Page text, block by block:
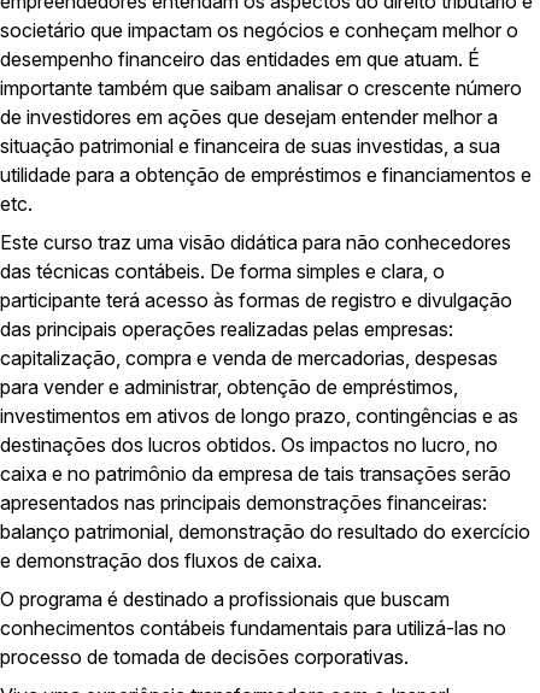
societário que impactam os negócios e conheçam melhor o
desempenho financeiro das entidades em que atuam. É
importante também que saibam analisar o crescente número
de investidores em ações que desejam entender melhor a
situação patrimonial e financeira de suas investidas, a sua
utilidade para a obtenção de empréstimos e financiamentos e
etc.
Este curso traz uma visão didática para não conhecedores
das técnicas contábeis. De forma simples e clara, o
participante terá acesso às formas de registro e divulgação
das principais operações realizadas pelas empresas:
capitalização, compra e venda de mercadorias, despesas
para vender e administrar, obtenção de empréstimos,
investimentos em ativos de longo prazo, contingências e as
destinações dos lucros obtidos. Os impactos no lucro, no
caixa e no patrimônio da empresa de tais transações serão
apresentados nas principais demonstrações financeiras:
balanço patrimonial, demonstração do resultado do exercício
e demonstração dos fluxos de caixa.
O programa é destinado a profissionais que buscam
conhecimentos contábeis fundamentais para utilizá-las no
processo de tomada de decisões corporativas.